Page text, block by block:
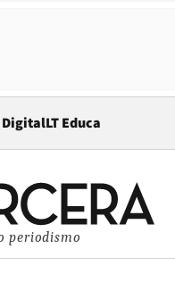
DigitalOpens in new window
LT Educa
periodismo